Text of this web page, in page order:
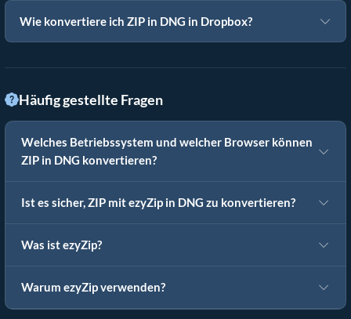
Wie konvertiere ich ZIP in DNG in Dropbox?
Häufig gestellte Fragen
Welches Betriebssystem und welcher Browser können
ZIP in DNG konvertieren?
Ist es sicher, ZIP mit ezyZip in DNG zu konvertieren?
Was ist ezyZip?
Warum ezyZip verwenden?